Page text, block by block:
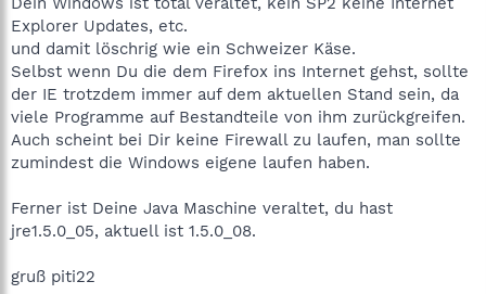
Explorer Updates, etc.
und damit löschrig wie ein Schweizer Käse.
Selbst wenn Du die dem Firefox ins Internet gehst, sollte
der IE trotzdem immer auf dem aktuellen Stand sein, da
viele Programme auf Bestandteile von ihm zurückgreifen.
Auch scheint bei Dir keine Firewall zu laufen, man sollte
zumindest die Windows eigene laufen haben.
Ferner ist Deine Java Maschine veraltet, du hast
jre1.5.0_05, aktuell ist 1.5.0_08.
gruß piti22